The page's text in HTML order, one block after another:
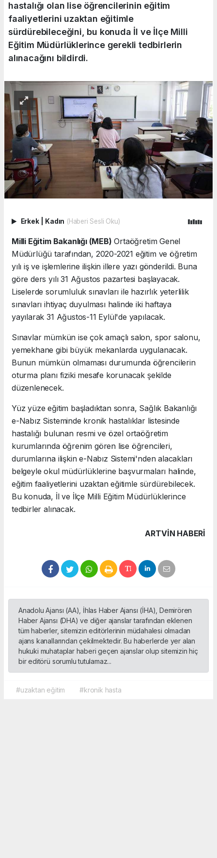
hastalığı olan lise öğrencilerinin eğitim
faaliyetlerini uzaktan eğitimle
sürdürebileceğini, bu konuda İl ve İlçe Milli
Eğitim Müdürlüklerince gerekli tedbirlerin
alınacağını bildirdi.
Erkek Kadın (Haberi Sesli Oku)
Milli Eğitim Bakanlığı (MEB) Ortaöğretim Genel
Müdürlüğü tarafından, 2020-2021 eğitim ve öğretim
yılı iş ve işlemlerine ilişkin illere yazı gönderildi. Buna
göre ders yılı 31 Ağustos pazartesi başlayacak.
Liselerde sorumluluk sınavları ile hazırlık yeterlilik
sınavları ihtiyaç duyulması halinde iki haftaya
yayılarak 31 Ağustos-11 Eylül'de yapılacak.
Sınavlar mümkün ise çok amaçlı salon, spor salonu,
yemekhane gibi büyük mekanlarda uygulanacak.
Bunun mümkün olmaması durumunda öğrencilerin
oturma planı fiziki mesafe korunacak şekilde
düzenlenecek.
Yüz yüze eğitim başladıktan sonra, Sağlık Bakanlığı
e-Nabız Sisteminde kronik hastalıklar listesinde
hastalığı bulunan resmi ve özel ortaöğretim
kurumlarında öğrenim gören lise öğrencileri,
durumlarına ilişkin e-Nabız Sistemi'nden alacakları
belgeyle okul müdürlüklerine başvurmaları halinde,
eğitim faaliyetlerini uzaktan eğitimle sürdürebilecek.
Bu konuda, İl ve İlçe Milli Eğitim Müdürlüklerince
tedbirler alınacak.
ARTVIN HABERİ
Anadolu Ajansı (AA), İhlas Haber Ajansı (İHA), Demirören
Haber Ajansı (DHA) ve diğer ajanslar tarafından eklenen
tüm haberler, sitemizin editörlerinin müdahalesi olmadan
ajans kanallarından çekilmektedir. Bu haberlerde yer alan
hukuki muhataplar haberi geçen ajanslar olup sitemizin hiç
bir editörü sorumlu tutulamaz...
#uzaktan eğitim #kronik hasta